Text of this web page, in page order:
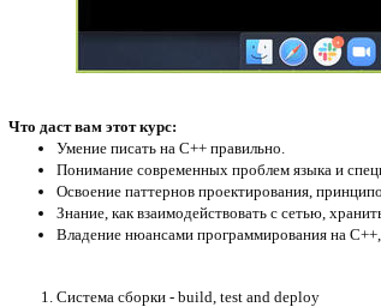
Что даст вам этот курс:
Умение писать на С++ правильно.
Понимание современных проблем языка и
Освоение паттернов проектирования,
Знание, как взаимодействовать с сетью,
Владение нюансами программирования на
Система сборки - build, test and deploy